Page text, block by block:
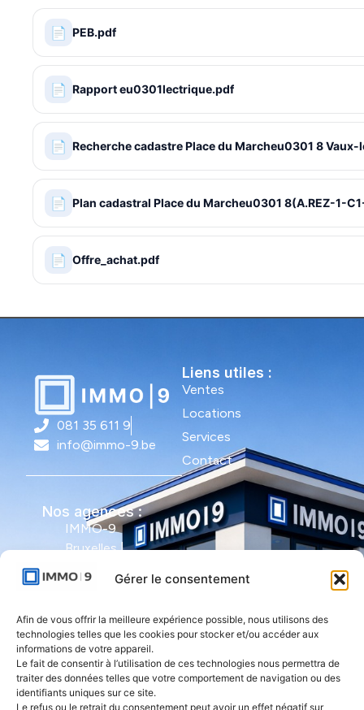
Gérer le consentement
Afin de vous offrir la meilleure expérience possible, nous utilisons des
technologies telles que les cookies pour stocker et/ou accéder aux
informations de votre appareil.
Le fait de consentir à l’utilisation de ces technologies nous permettra de
traiter des données telles que votre comportement de navigation ou des
identifiants uniques sur ce site.
Le refus ou le retrait du consentement peut avoir un effet négatif sur
📄 PEB.pdf
📄 Rapport eu0301lectrique.pdf
📄 Recherche cadastre Place du Marcheu0301 8
📄 Plan cadastral Place du Marcheu0301 8(A.REZ-1-
📄 Offre_achat.pdf
081 35 611 9
info@immo-9.be
Nos agences :
IMMO-9
Bruxelles |
491 - bte 12 |
IMMO-9 Namur |
Rue de l'Armée
Grouchy 1 |
5000 Namur
Liens utiles :
Ventes
Locations
Services
Contact